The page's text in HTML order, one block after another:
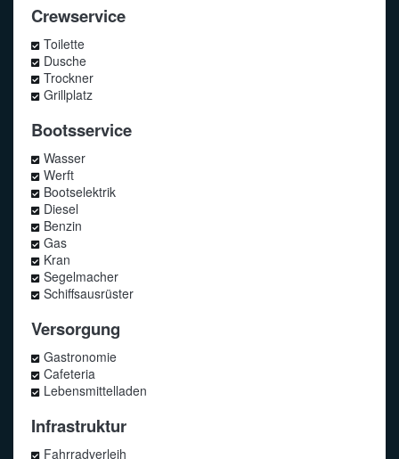
Crewservice
Toilette
Dusche
Trockner
Grillplatz
Bootsservice
Wasser
Werft
Bootselektrik
Diesel
Benzin
Gas
Kran
Segelmacher
Schiffsausrüster
Versorgung
Gastronomie
Cafeteria
Lebensmittelladen
Infrastruktur
Fahrradverleih